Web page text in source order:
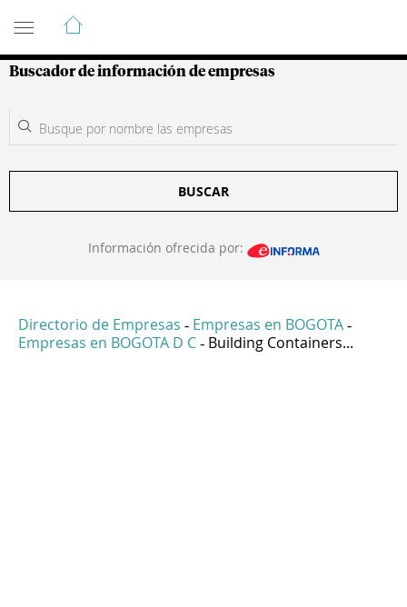
Guía de Empresas Colombianas
Buscador de información de empresas
BUSCAR
Información ofrecida por:
Directorio de Empresas - Empresas en BOGOTA -
Empresas en BOGOTA D C - Building Containers...